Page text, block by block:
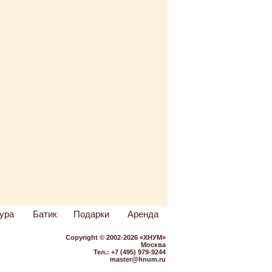
Батик Подарки Аренда
Copyright © 2002-2026 «ХНУМ»
Москва
Тел.: +7 (495) 979-9244
master@hnum.ru